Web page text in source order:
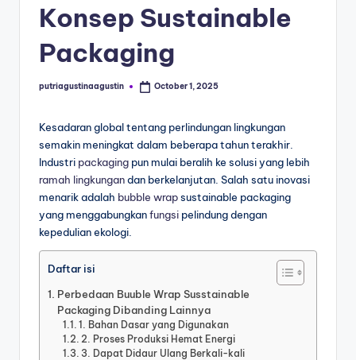
Konsep Sustainable
Packaging
putriagustinaagustin October 1, 2025
Kesadaran global tentang perlindungan lingkungan
semakin meningkat dalam beberapa tahun terakhir.
Industri packaging pun mulai beralih ke solusi yang lebih
ramah lingkungandan berkelanjutan. Salah satu inovasi
menarik adalah bubble wrapsustainable packaging
yang menggabungkanfungsi pelindung dengan
kepedulian ekologi.
Daftar isi
Perbedaan Buuble Wrap Susstainable
Packaging Dibanding Lainnya
1. Bahan Dasar yang Digunakan
2. Proses Produksi Hemat Energi
3. Dapat Didaur Ulang Berkali-kali